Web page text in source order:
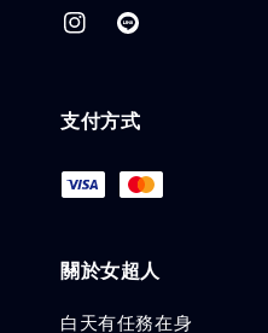
支付方式
關於女超人
白天有任務在身